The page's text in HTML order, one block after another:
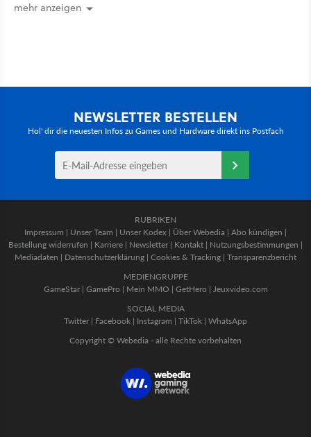
mehr anzeigen
NEWSLETTER BESTELLEN
Hol' dir die neuesten Infos zu Games und Hardware direkt ins Postfach
RUBRIKEN
Impressum | Unser Team | Unser Kodex | Über Webedia | Abo kündigen |
Bestellung widerrufen | Karriere | Newsletter | Kontakt | Nutzungsbestimmungen |
Mediadaten | Datenschutzerklärung | Cookies & Tracking | Transparenzbericht
MEDIENGRUPPE
GameStar| GamePro | Mein MMO | GetHero | Jeuxvideo.com
SOCIAL MEDIA
Twitter | Facebook | Instagram | TikTok | WhatsApp
Copyright © Webedia - alle Rechte vorbehalten